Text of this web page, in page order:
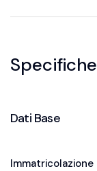
Specifiche
Dati Base
Immatricolazione